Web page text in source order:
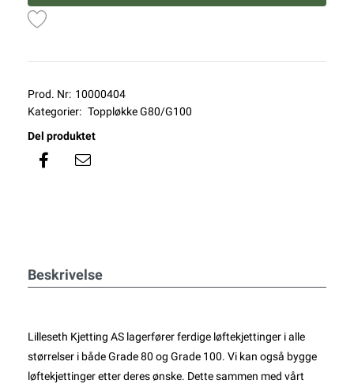
Prod. Nr: 10000404
Kategorier: Toppløkke G80/G100
Del produktet
Beskrivelse
Lilleseth Kjetting AS lagerfører ferdige løftekjettinger i alle
størrelser i både Grade 80 og Grade 100. Vi kan også bygge
løftekjettinger etter deres ønske. Dette sammen med vårt